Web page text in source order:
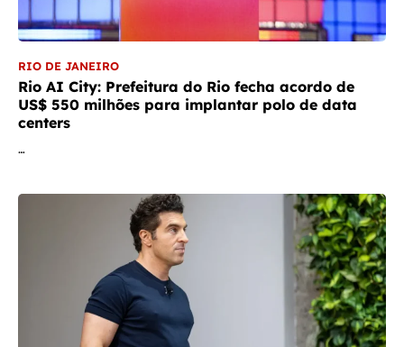
RIO DE JANEIRO
Rio AI City: Prefeitura do Rio fecha acordo de
US$ 550 milhões para implantar polo de data
centers
…